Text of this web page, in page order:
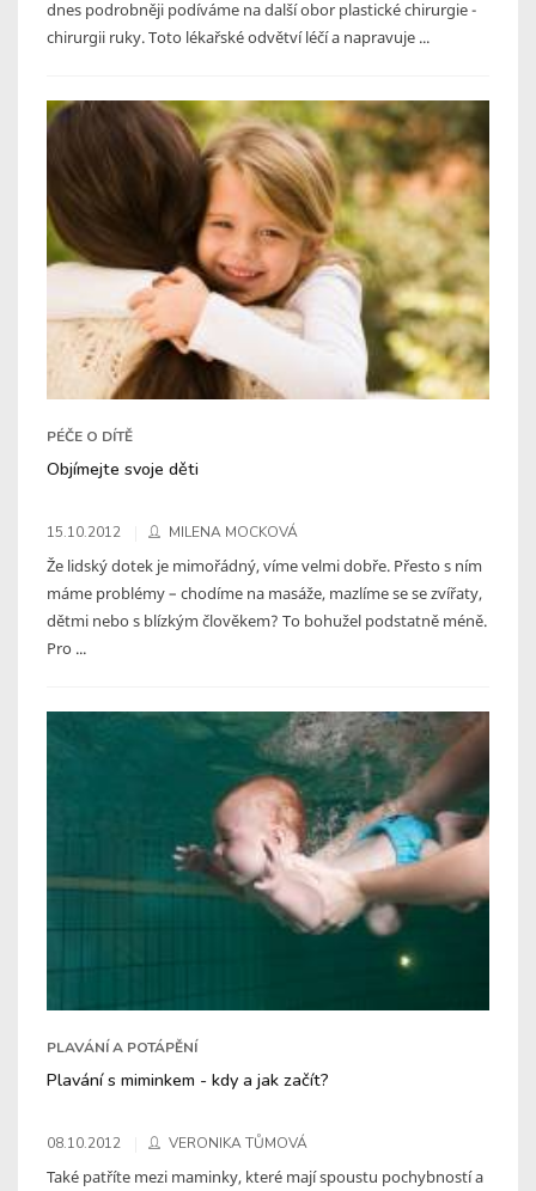
dnes podrobněji podíváme na další obor plastické chirurgie -
chirurgii ruky. Toto lékařské odvětví léčí a napravuje ...
PÉČE O DÍTĚ
Objímejte svoje děti
15.10.2012 MILENA MOCKOVÁ
Že lidský dotek je mimořádný, víme velmi dobře. Přesto s ním
máme problémy – chodíme na masáže, mazlíme se se zvířaty,
dětmi nebo s blízkým člověkem? To bohužel podstatně méně.
Pro ...
PLAVÁNÍ A POTÁPĚNÍ
Plavání s miminkem - kdy a jak začít?
08.10.2012 VERONIKA TŮMOVÁ
Také patříte mezi maminky, které mají spoustu pochybností a